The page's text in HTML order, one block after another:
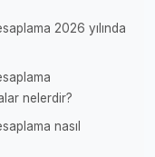
2026 yılında
nelerdir?
nasıl